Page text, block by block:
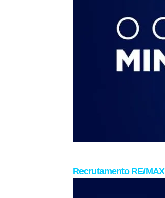
Recrutamento RE/MAX